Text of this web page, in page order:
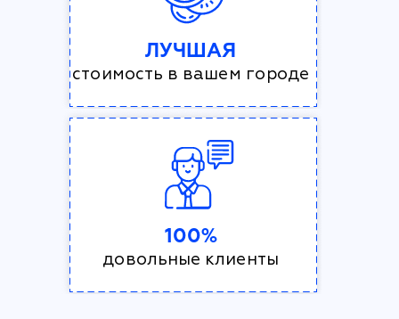
ЛУЧШАЯ
стоимость в вашем городе
100%
довольные клиенты